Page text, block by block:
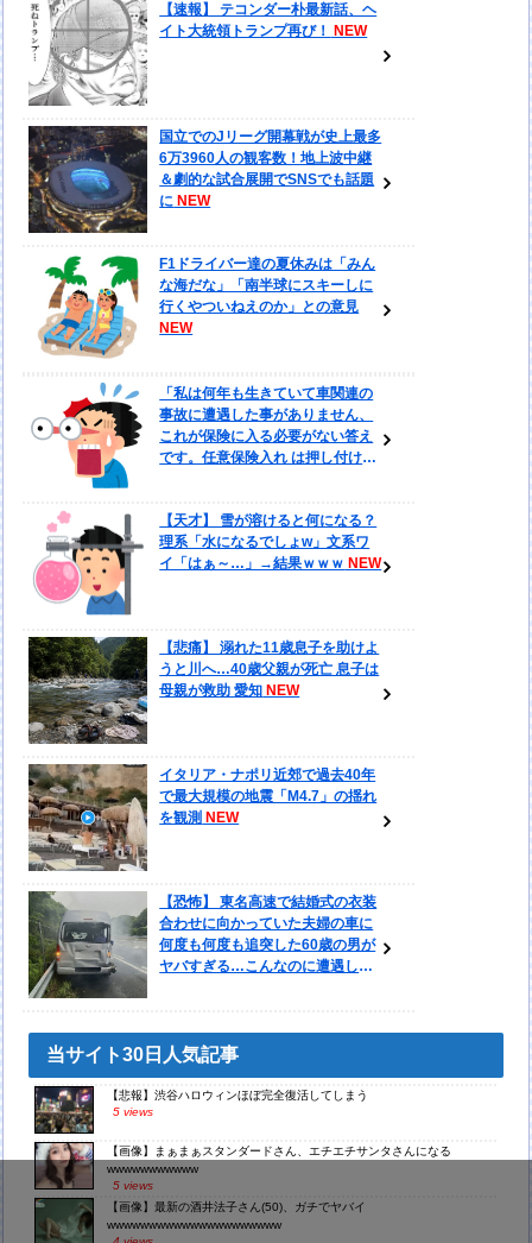
【速報】 テコンダー朴最新話、ヘ
イト大統領トランプ再び！
国立でのJリーグ開幕戦が史上最多
6万3960人の観客数！地上波中継
＆劇的な試合展開でSNSでも話題
に
F1ドライバー達の夏休みは「みん
な海だな」「南半球にスキーしに
行くやついねえのか」との意見
「私は何年も生きていて車関連の
事故に遭遇した事がありません、
これが保険に入る必要がない答え
です。任意保険入れ は押し付け」
【天才】 雪が溶けると何になる？
理系「水になるでしょw」文系ワ
イ「はぁ～…」→結果ｗｗｗ
【悲痛】 溺れた11歳息子を助けよ
うと川へ…40歳父親が死亡 息子は
母親が救助 愛知
イタリア・ナポリ近郊で過去40年
で最大規模の地震「M4.7」の揺れ
を観測
【恐怖】 東名高速で結婚式の衣装
合わせに向かっていた夫婦の車に
何度も何度も追突した60歳の男が
ヤバすぎる…こんなのに遭遇した
当サイト30日人気記事
【悲報】渋谷ハロウィンほぼ完全復活してしまう
5 views
【画像】まぁまぁスタンダードさん、エチエチサンタさんになる
wwwwwwwwwww
5 views
【画像】最新の酒井法子さん(50)、ガチでヤバイ
wwwwwwwwwwwwwwwwwwwww